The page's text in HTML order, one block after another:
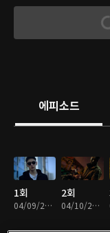
무지개 운수가 법의 테
긴다. 하지만 검사인 자
력의 한계와 사적 복수
에피소드
1회
04/09/2021 • 1시간 7분
2회
04/10/2021 • 59분